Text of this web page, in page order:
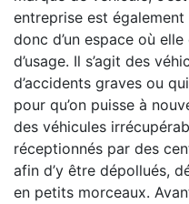
entreprise est
donc d’un espace où
d’usage. Il s’agit des
d’accidents graves ou
pour qu’on puisse à
des véhicules
réceptionnés par des
afin d’y être dépollués,
en petits morceaux.